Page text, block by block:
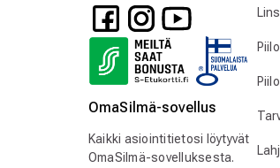
OmaSilmä-sovellus
Kaikki asiointitietosi löytyvät
OmaSilmä-sovelluksesta.